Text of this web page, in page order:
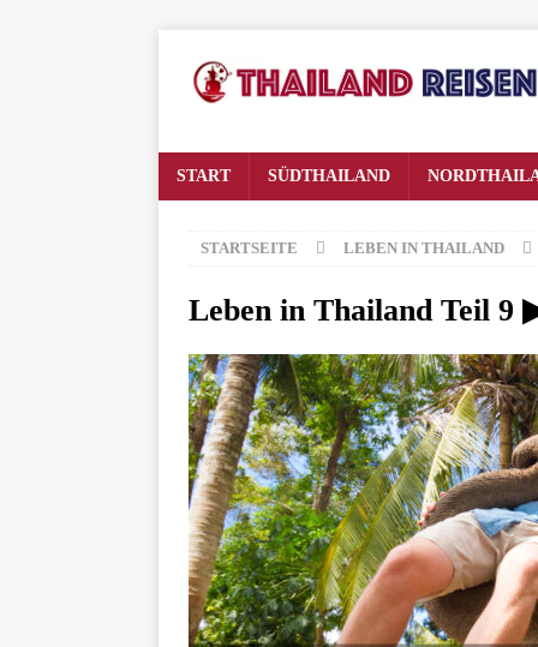
START SÜDTHAILAND
STARTSEITE LEBEN IN THAILAND
Leben in Thailand Teil 9